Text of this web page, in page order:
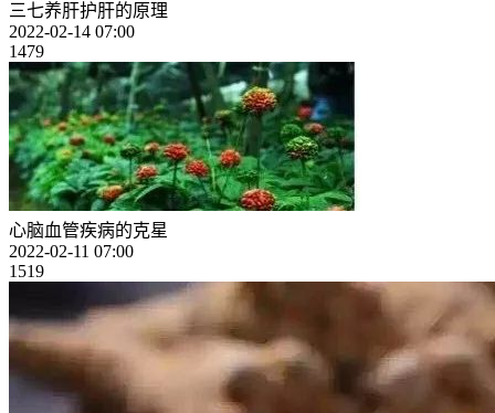
三七养肝护肝的原理
2022-02-14 07:00
1479
心脑血管疾病的克星
2022-02-11 07:00
1519